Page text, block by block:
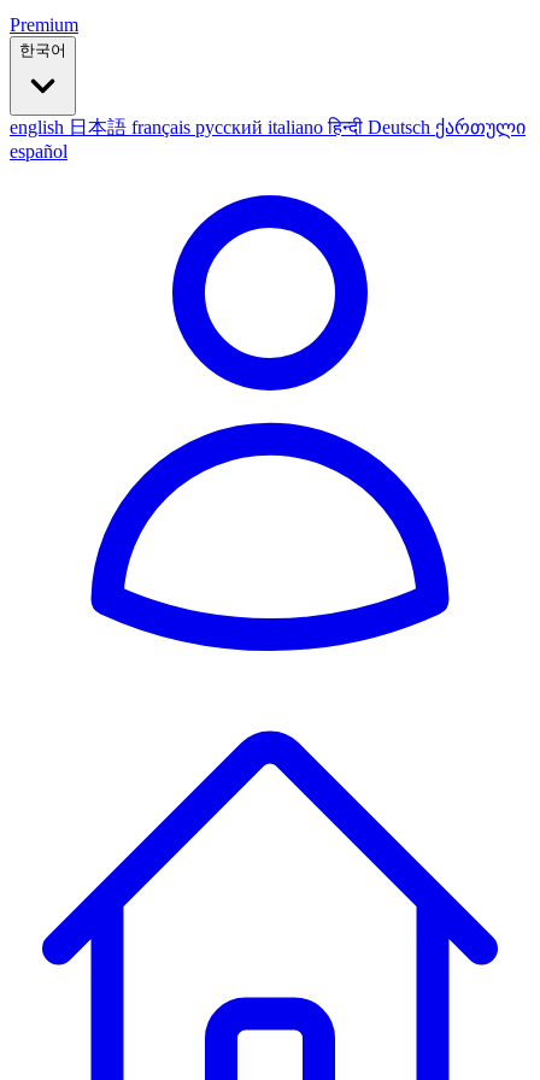
Premium
한국어
english 日本語 français русский italianoहिन्दी Deutsch ქართული
español